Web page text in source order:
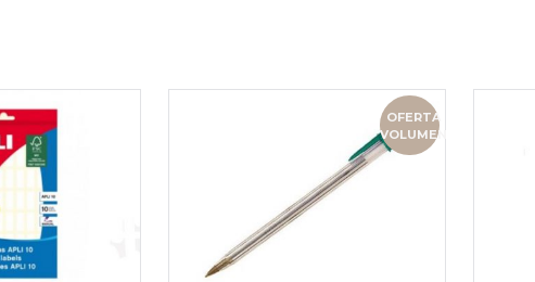
OFERTA
VOLUMEN